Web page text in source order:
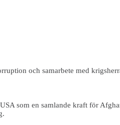
och samarbete med
som en samlande kraft för